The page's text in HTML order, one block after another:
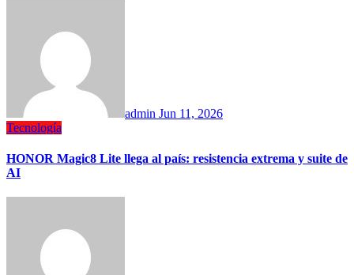
admin Jun 11, 2026
Tecnología
HONOR Magic8 Lite llega al país: resistencia extrema y suite de
AI